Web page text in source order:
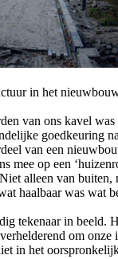
in het
van ons kavel
goedkeuring
van een
mee op een
alleen van
haalbaar was wat
tekenaar in beeld.
om
in het